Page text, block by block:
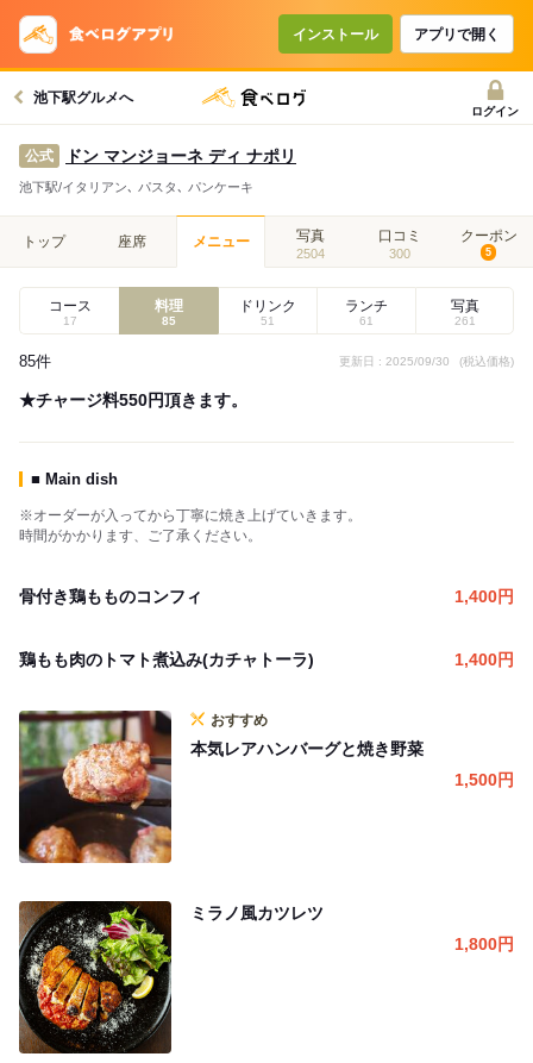
インストール アプリで開く
池下駅グルメへ
ログイン
公式 ドン マンジョーネ ディ ナポリ
池下駅/イタリアン､ パスタ､ パンケーキ
トップ 座席 メニュー 写真
2504
口コミ
300
クーポン
5
コース
17
料理
85
ドリンク
51
ランチ
61
写真
261
85件 更新日 : 2025/09/30 (税込価格)
★チャージ料550円頂きます。
■ Main dish
※オーダーが入ってから丁寧に焼き上げていきます。
時間がかかります、ご了承ください。
骨付き鶏もものコンフィ 1,400円
鶏もも肉のトマト煮込み(カチャトーラ) 1,400円
おすすめ
本気レアハンバーグと焼き野菜
1,500円
ミラノ風カツレツ
1,800円